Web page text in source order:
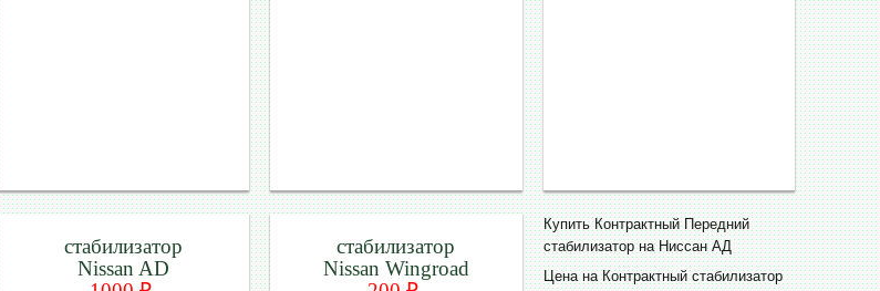
стабилизатор
Nissan AD
стабилизатор
Nissan Wingroad
Купить Контрактный Передний
стабилизатор на Ниссан АД
Цена на Контрактный стабилизатор